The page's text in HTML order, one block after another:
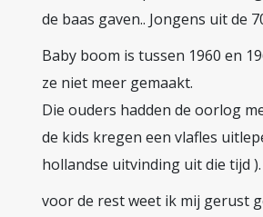
de baas gaven.. Jongens uit de
Baby boom is tussen 1960 en
ze niet meer gemaakt.
Die ouders hadden de oorlog
de kids kregen een vlafles
hollandse uitvinding uit die tijd ).
voor de rest weet ik mij gerust